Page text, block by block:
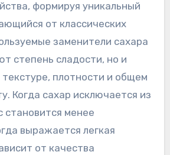
формируя уникальный
от классических
заменители сахара
степень сладости, но и
плотности и общем
Когда сахар исключается из
становится менее
выражается легкая
от качества